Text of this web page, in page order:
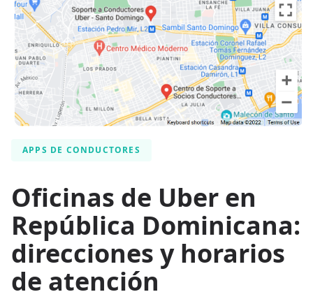
APPS DE CONDUCTORES
Oficinas de Uber en
República Dominicana:
direcciones y horarios
de atención